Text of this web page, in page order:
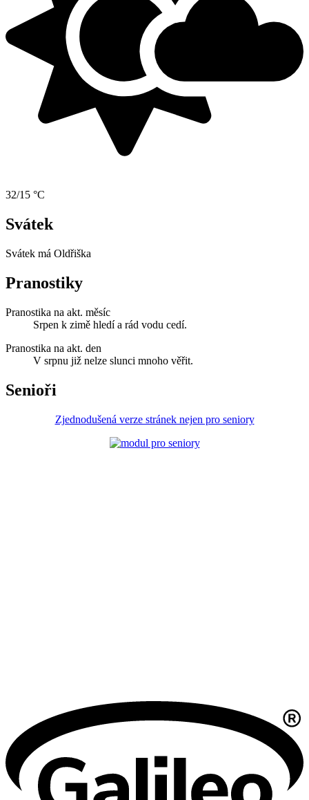
32/15 °C
Svátek
Svátek má Oldřiška
Pranostiky
Pranostika na akt. měsíc
Srpen k zimě hledí a rád vodu cedí.
Pranostika na akt. den
V srpnu již nelze slunci mnoho věřit.
Senioři
Zjednodušená verze stránek nejen pro seniory